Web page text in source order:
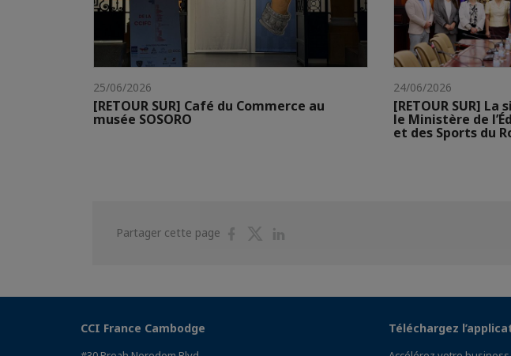
25/06/2026
[RETOUR SUR] Café du Commerce au
musée SOSORO
24/06/2026
[RETOUR SUR]
le Ministère de
et des Sports du
Partager cette page
PartagerPartager
CCI France Cambodge Téléchargez